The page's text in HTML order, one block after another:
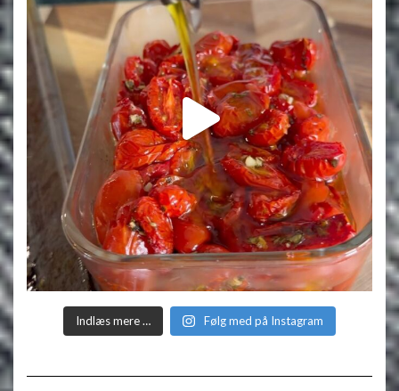
Indlæs mere … Følg med på Instagram